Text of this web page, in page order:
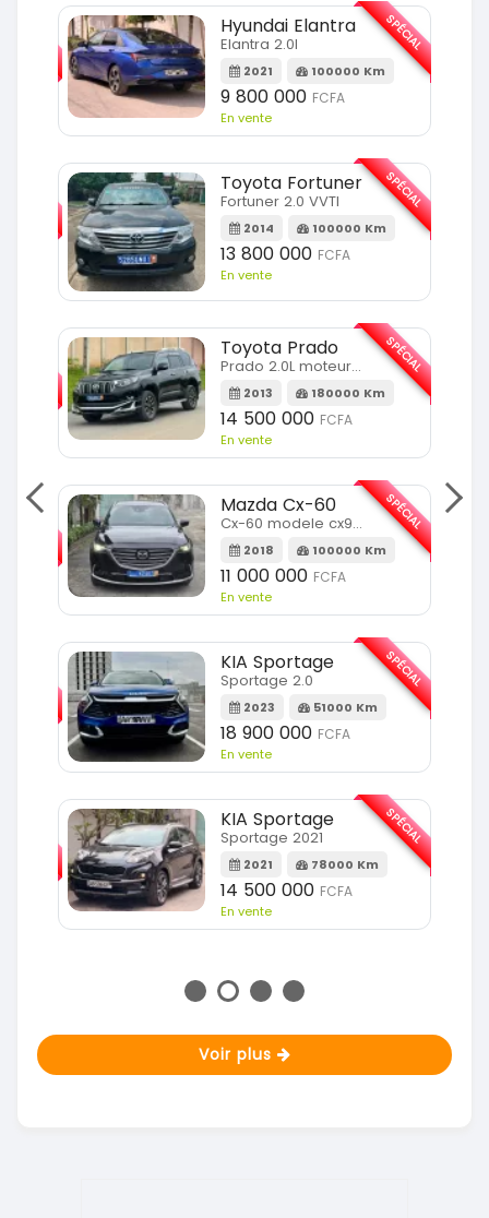
SPÉCIAL
Hyundai Elantra
Elantra 2.0l
2021 100000 Km
9 800 000 FCFA
En vente
SPÉCIAL
Toyota Fortuner
Fortuner 2.0 VVTI
2014 100000 Km
13 800 000 FCFA
En vente
SPÉCIAL
Toyota Prado
Prado 2.0L moteur d4d
2013 180000 Km
14 500 000 FCFA
En vente
SPÉCIAL
Mazda Cx-60
Cx-60 modele cx9 full option
2018 100000 Km
11 000 000 FCFA
En vente
SPÉCIAL
KIA Sportage
Sportage 2.0
2023 51000 Km
18 900 000 FCFA
En vente
SPÉCIAL
KIA Sportage
Sportage 2021
2021 78000 Km
14 500 000 FCFA
En vente
SPÉCIAL
Voir plus